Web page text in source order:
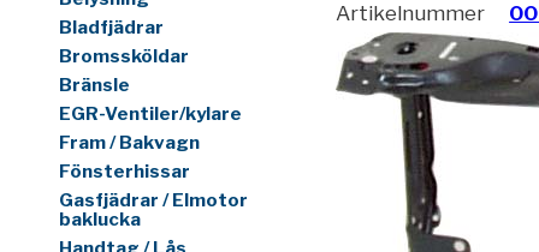
Bladfjädrar
Bromssköldar
Bränsle
EGR-Ventiler/kylare
Fram / Bakvagn
Fönsterhissar
Gasfjädrar / Elmotor
baklucka
Artikelnummer